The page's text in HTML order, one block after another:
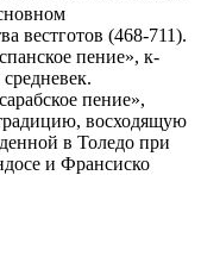
вестготов (468-711).
пение», к-
пение»,
восходящую
в Толедо при
и Франсиско